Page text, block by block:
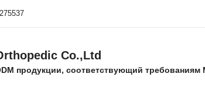
Co.,Ltd
продукции, соответствующий требованиям